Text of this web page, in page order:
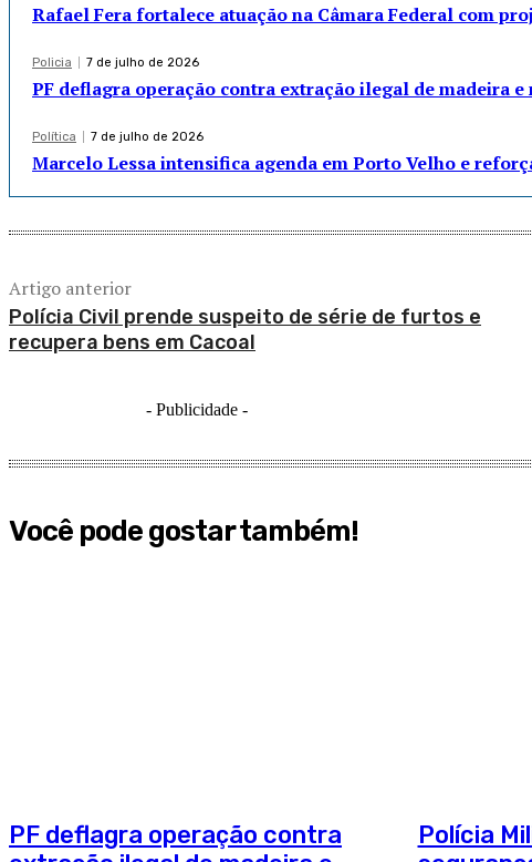
Rafael Fera fortalece atuação na Câmara Federal com
Policia 7 de julho de 2026
PF deflagra operação contra extração ilegal de madeira
Política 7 de julho de 2026
Marcelo Lessa intensifica agenda em Porto Velho e
Artigo anterior
Polícia Civil prende suspeito de série de furtos e
recupera bens em Cacoal
- Publicidade -
Você pode gostar também!
PF deflagra operação contra
Polícia